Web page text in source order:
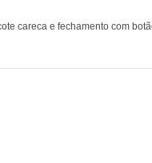
careca e fechamento com